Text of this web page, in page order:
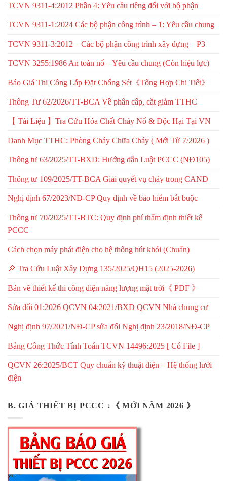
TCVN 9311-4:2012 Phần 4: Yêu cầu riêng đối với bộ phận
TCVN 9311-1:2024 Các bộ phận công trình – 1: Yêu cầu chung
TCVN 9311-3:2012 – Các bộ phận công trình xây dựng – P3
TCVN 3255:1986 An toàn nổ – Yêu cầu chung (Còn hiệu lực)
Báo Giá Thi Công Lắp Đặt Chống Sét《Tổng Hợp Chi Tiết》
Thông Tư 62/2026/TT-BCA Về phân cấp, cắt giảm TTHC
【 Tài Liệu 】Tra Cứu Hóa Chất Cháy Nổ & Độc Hại Tại VN
Danh Mục TTHC: Phòng Cháy Chữa Cháy ( Mới Từ 7/2026 )
Thông tư 63/2025/TT-BXD: Hướng dẫn Luật PCCC (NĐ105)
Thông tư 109/2025/TT-BCA Giải quyết vụ cháy trong CAND
Nghị định 67/2023/NĐ-CP Quy định về bảo hiểm bắt buộc
Thông tư 70/2025/TT-BTC: Quy định phí thẩm định thiết kế
PCCC
Cách chọn máy phát điện cho hệ thống hút khói (Chuẩn)
🔎 Tra Cứu Luật Xây Dựng 135/2025/QH15 (2025-2026)
Bản vẽ thiết kế thi công điện năng lượng mặt trời《 PDF 》
Sửa đổi 01:2026 QCVN 04:2021/BXD QCVN Nhà chung cư
Nghị định 97/2021/NĐ-CP sửa đổi Nghị định 23/2018/NĐ-CP
Bảng Công Thức Tính Toán TCVN 14496:2025 [ Có File ]
QCVN 26:2025/BCT Quy chuẩn kỹ thuật điện – Hệ thống lưới
điện
B. GIÁ THIẾT BỊ PCCC ↓《 MỚI NĂM 2026 》